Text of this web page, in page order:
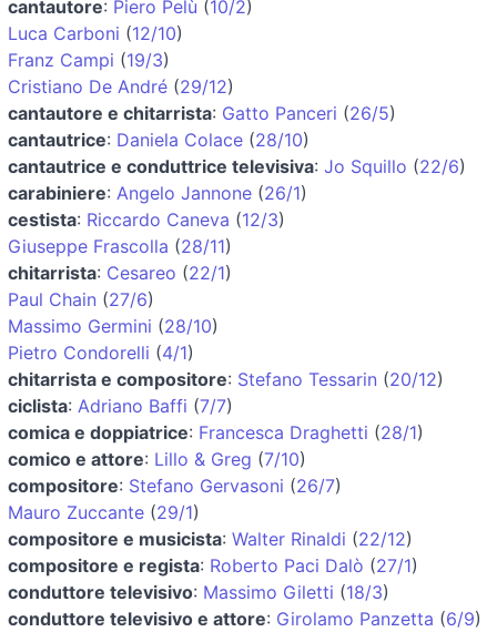
cantautore: Piero Pelù (10/2)
Luca Carboni (12/10)
Franz Campi (19/3)
Cristiano De André (29/12)
cantautore e chitarrista: Gatto Panceri (26/5)
cantautrice: Daniela Colace (28/10)
cantautrice e conduttrice televisiva: Jo Squillo (22/6)
carabiniere: Angelo Jannone (26/1)
cestista: Riccardo Caneva (12/3)
Giuseppe Frascolla (28/11)
chitarrista: Cesareo (22/1)
Paul Chain (27/6)
Massimo Germini (28/10)
Pietro Condorelli (4/1)
chitarrista e compositore: Stefano Tessarin (20/12)
ciclista: Adriano Baffi (7/7)
comica e doppiatrice: Francesca Draghetti (28/1)
comico e attore: Lillo & Greg (7/10)
compositore: Stefano Gervasoni (26/7)
Mauro Zuccante (29/1)
compositore e musicista: Walter Rinaldi (22/12)
compositore e regista: Roberto Paci Dalò (27/1)
conduttore televisivo: Massimo Giletti (18/3)
conduttore televisivo e attore: Girolamo Panzetta (6/9)